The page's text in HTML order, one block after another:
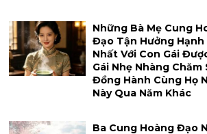
Những Bà Mẹ Cung
Đạo Tận Hưởng Hạnh
Nhất Với Con Gái
Gái Nhẹ Nhàng Chăm
Đồng Hành Cùng Họ
Này Qua Năm Khác
Ba Cung Hoàng Đạo